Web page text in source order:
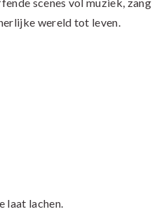
wereld tot leven.
laat lachen.